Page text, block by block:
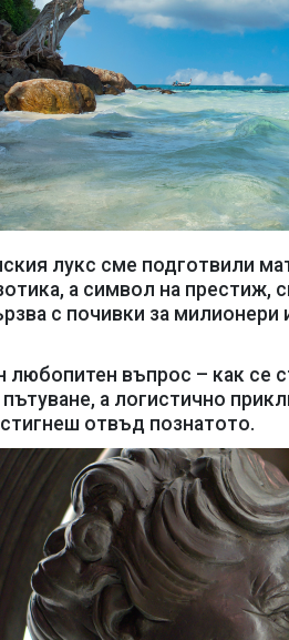
лукс сме подготвили
а символ на
с почивки за
въпрос – как се
а логистично
отвъд познатото.